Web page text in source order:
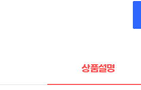
상품설명